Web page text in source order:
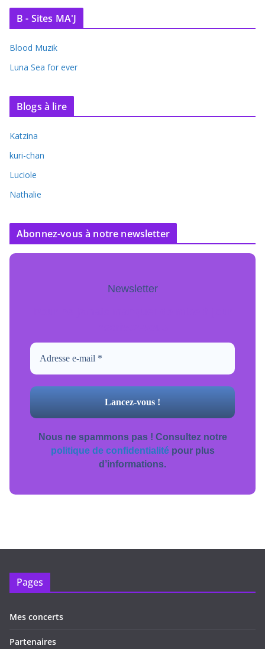
B - Sites MA'J
Blood Muzik
Luna Sea for ever
Blogs à lire
Katzina
kuri-chan
Luciole
Nathalie
Abonnez-vous à notre newsletter
Newsletter
Nous ne spammons pas ! Consultez notre
politique de confidentialitépour plus
d’informations.
Pages
Mes concerts
Partenaires